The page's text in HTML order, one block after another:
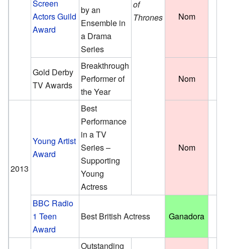
of
Thrones
Screen
Actors Guild
Award
by an
Ensemble in
a Drama
Series
Nom
Gold Derby
TV Awards
Breakthrough
Performer of
the Year
Nom
2013
Young Artist
Award
Best
Performance
in a TV
Series –
Supporting
Young
Actress
Nom
BBC Radio
1 Teen
Award
Best British Actress Ganadora
Outstanding